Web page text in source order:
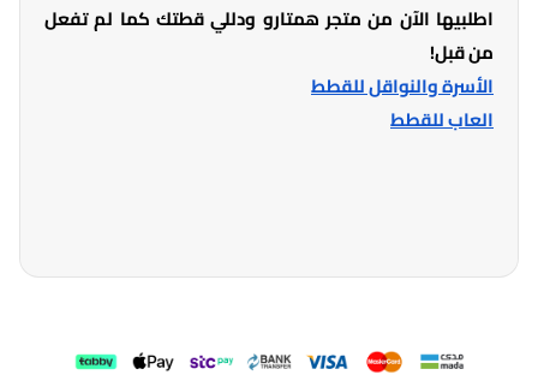
اطلبيها الآن من متجر همتارو ودللي قطتك كما لم تفعل
من قبل!
الأسرة والنواقل للقطط
العاب للقطط